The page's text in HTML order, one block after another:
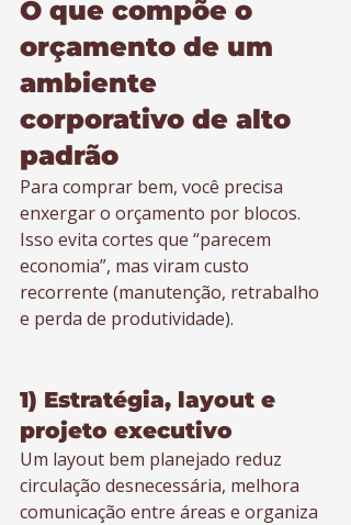
O que compõe o
orçamento de um
ambiente
corporativo de alto
padrão
Para comprar bem, você precisa
enxergar o orçamento por blocos.
Isso evita cortes que “parecem
economia”, mas viram custo
recorrente (manutenção, retrabalho
e perda de produtividade).
1) Estratégia, layout e
projeto executivo
Um layout bem planejado reduz
circulação desnecessária, melhora
comunicação entre áreas e organiza